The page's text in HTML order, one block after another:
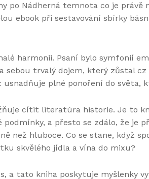
po Nádherná temnota co je
ebook při sestavování sbírky
harmonii. Psaní bylo symfonií
trvalý dojem, který zůstal
plné ponoření do světa,
cítit literatúra historie. Je to
a přesto se zdálo, že je
než hluboce. Co se stane, když
skvělého jídla a vína do mixu?
a tato kniha poskytuje myšlenky